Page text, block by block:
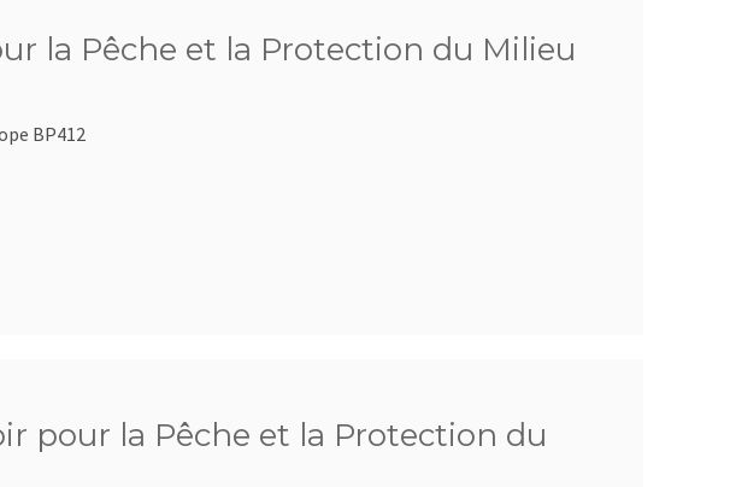
la Pêche et la Protection du Milieu
BP412
pour la Pêche et la Protection du